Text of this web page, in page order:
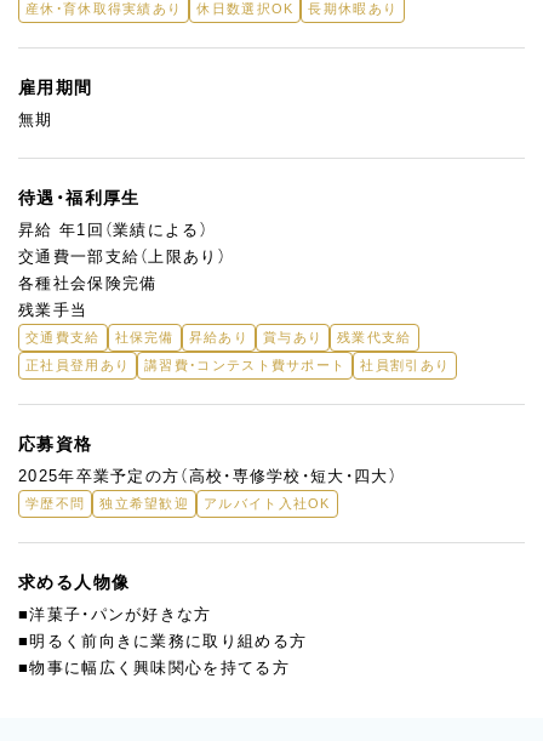
産休・育休取得実績あり 休日数選択OK 長期休暇あり
雇用期間
無期
待遇・福利厚生
昇給 年1回（業績による）
交通費一部支給（上限あり）
各種社会保険完備
残業手当
交通費支給 社保完備 昇給あり 賞与あり
残業代支給
正社員登用あり
講習費・コンテスト費サポート 社員割引あり
応募資格
2025年卒業予定の方（高校・専修学校・短大・四大）
学歴不問 独立希望歓迎 アルバイト入社OK
求める人物像
■洋菓子・パンが好きな方
■明るく前向きに業務に取り組める方
■物事に幅広く興味関心を持てる方